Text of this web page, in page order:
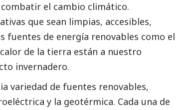
el cambio climático.
que sean limpias, accesibles,
fuentes de energía renovables como el
de la tierra están a nuestro
invernadero.
variedad de fuentes renovables,
y la geotérmica. Cada una de